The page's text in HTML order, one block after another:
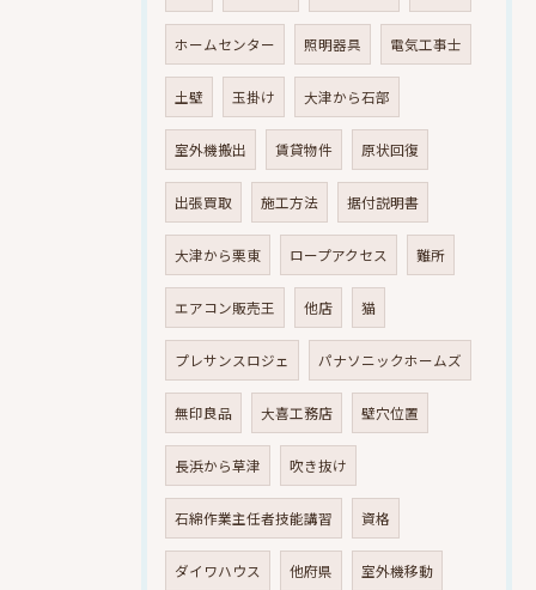
ホームセンター 照明器具 電気工事士
土壁 玉掛け 大津から石部
室外機搬出 賃貸物件 原状回復
出張買取 施工方法 据付説明書
大津から栗東 ロープアクセス 難所
エアコン販売王 他店 猫
プレサンスロジェ パナソニックホームズ
無印良品 大喜工務店 壁穴位置
長浜から草津 吹き抜け
石綿作業主任者技能講習 資格
ダイワハウス 他府県 室外機移動